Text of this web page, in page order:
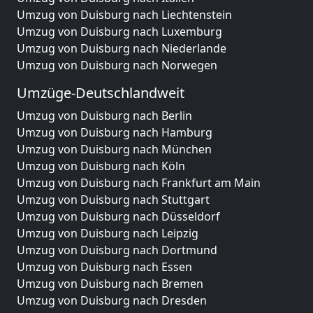
Umzug von Duisburg nach Liechtenstein
Umzug von Duisburg nach Luxemburg
Umzug von Duisburg nach Niederlande
Umzug von Duisburg nach Norwegen
Umzüge-Deutschlandweit
Umzug von Duisburg nach Berlin
Umzug von Duisburg nach Hamburg
Umzug von Duisburg nach München
Umzug von Duisburg nach Köln
Umzug von Duisburg nach Frankfurt am Main
Umzug von Duisburg nach Stuttgart
Umzug von Duisburg nach Düsseldorf
Umzug von Duisburg nach Leipzig
Umzug von Duisburg nach Dortmund
Umzug von Duisburg nach Essen
Umzug von Duisburg nach Bremen
Umzug von Duisburg nach Dresden